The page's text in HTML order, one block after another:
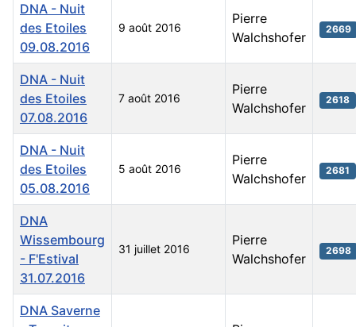
DNA - Nuit
des Etoiles
09.08.2016
9 août 2016
Pierre
Walchshofer
2669
DNA - Nuit
des Etoiles
07.08.2016
7 août 2016
Pierre
Walchshofer
2618
DNA - Nuit
des Etoiles
05.08.2016
5 août 2016
Pierre
Walchshofer
2681
DNA
Wissembourg
- F'Estival
31.07.2016
31 juillet 2016
Pierre
Walchshofer
2698
DNA Saverne